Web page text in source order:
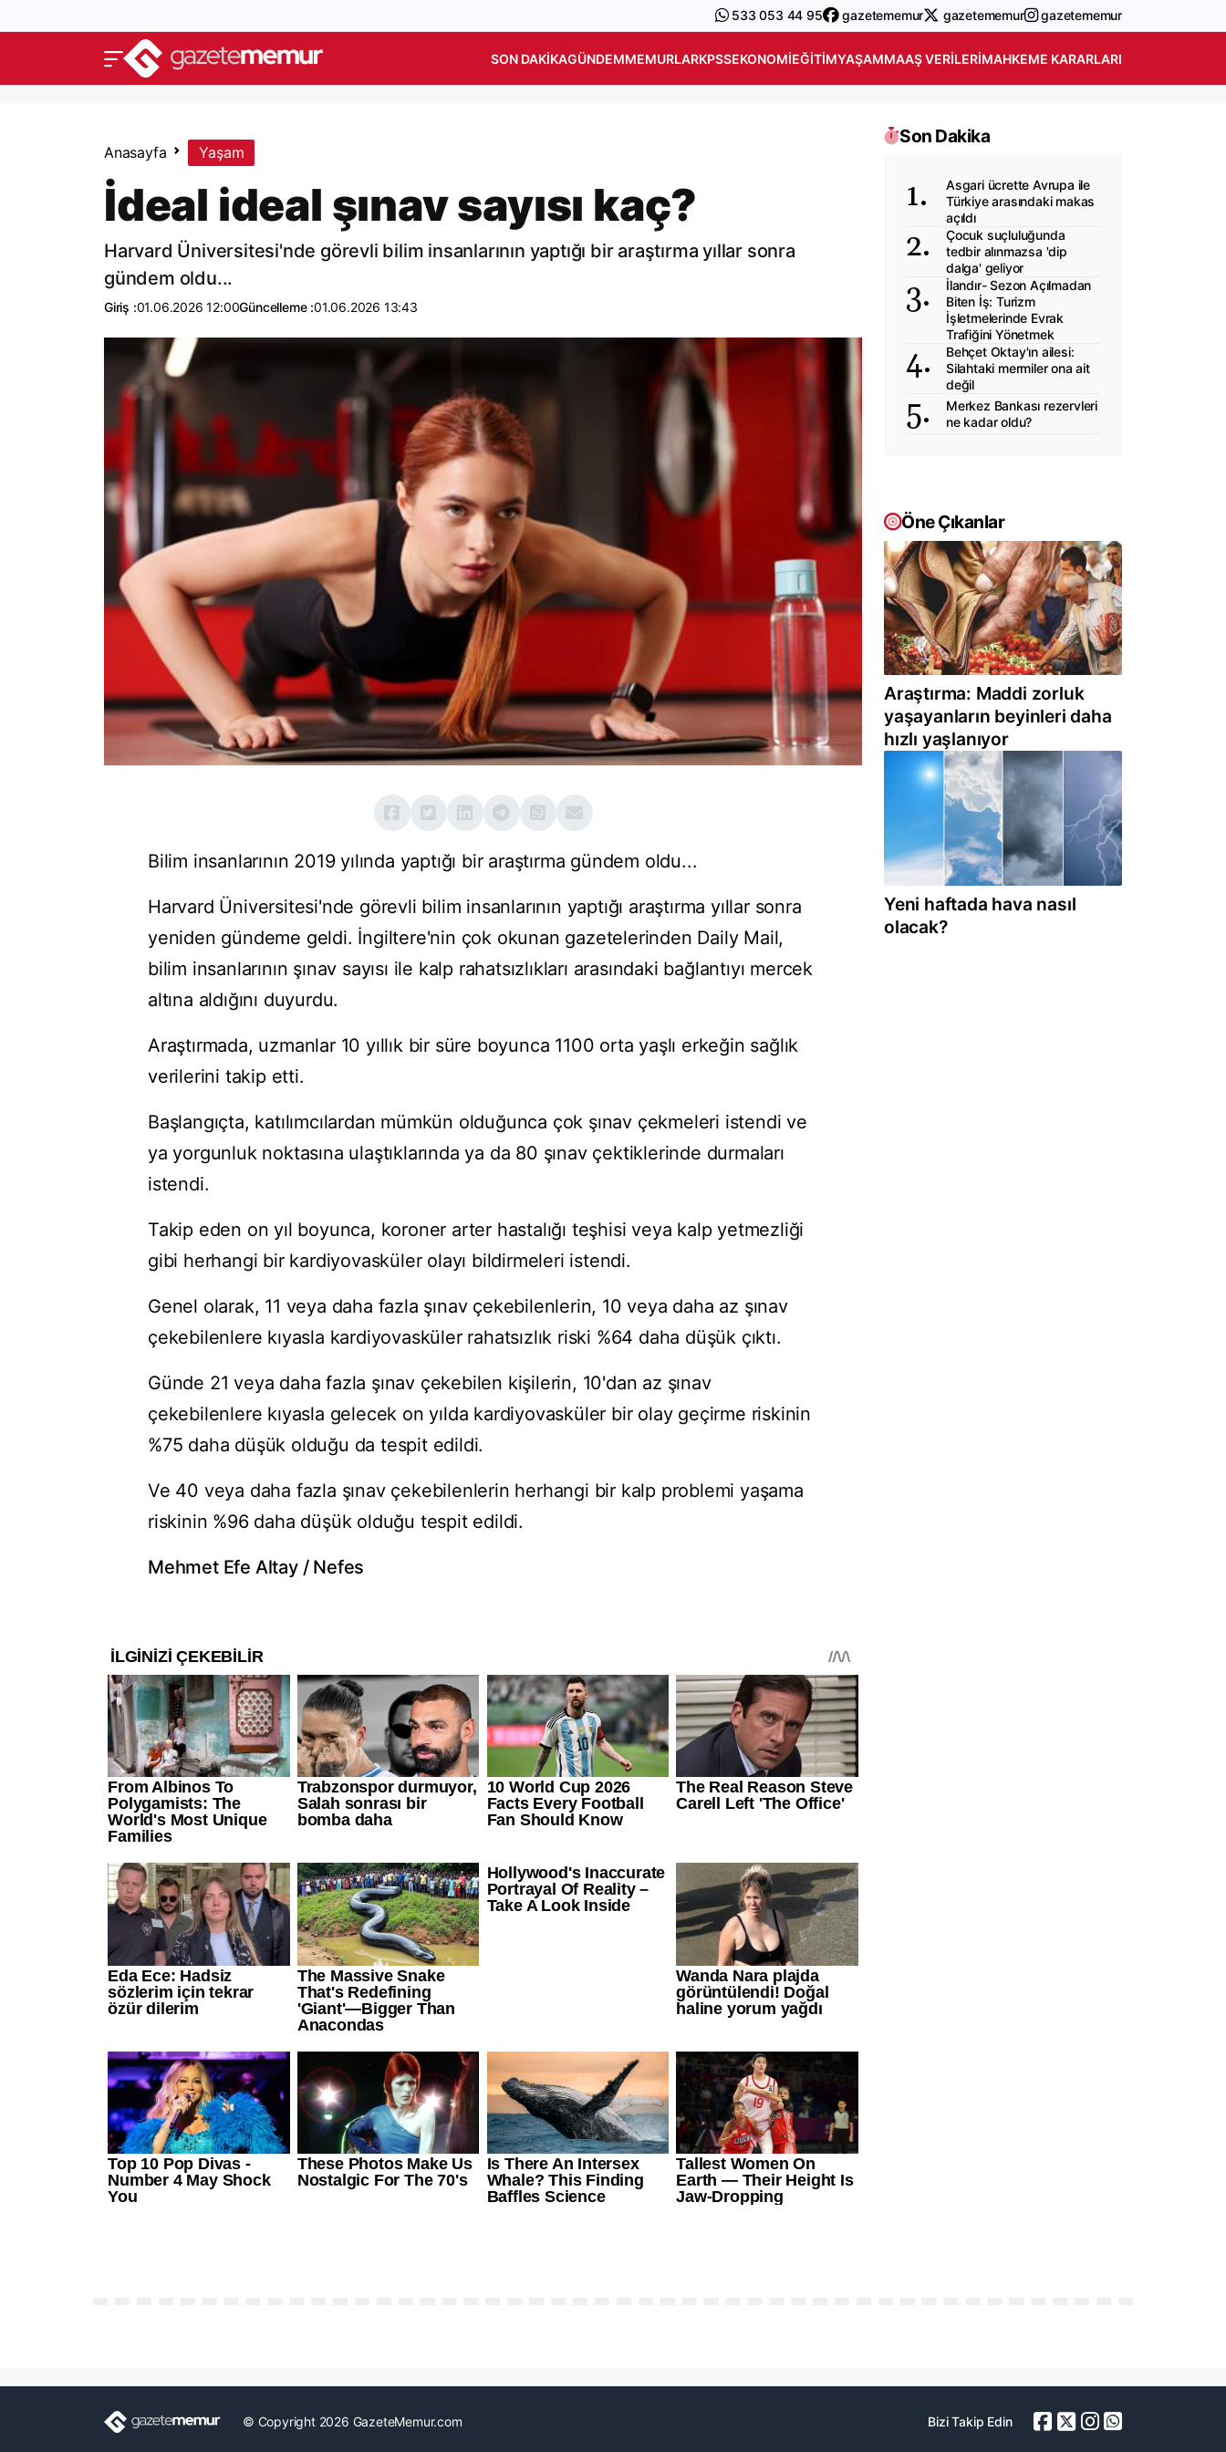
533 053 44 95 gazetememur gazetememur gazetememur
SON DAKIKAGÜNDEMMEMURLARKPSSEKONOMIEĞITIMYAŞAMMAAŞ VERILERIMAHKEME KARARLARI
Anasayfa Yaşam
İdeal ideal şınav sayısı kaç?
Harvard Üniversitesi'nde görevli bilim insanlarının yaptığı bir araştırma yıllar sonra
gündem oldu...
Giriş :01.06.2026 12:00Güncelleme :01.06.2026 13:43
Bilim insanlarının 2019 yılında yaptığı bir araştırma gündem oldu...
Harvard Üniversitesi'nde görevli bilim insanlarının yaptığı araştırma yıllar sonra
yeniden gündeme geldi. İngiltere'nin çok okunan gazetelerinden Daily Mail,
bilim insanlarının şınav sayısı ile kalp rahatsızlıkları arasındaki bağlantıyı mercek
altına aldığını duyurdu.
Araştırmada, uzmanlar 10 yıllık bir süre boyunca 1100 orta yaşlı erkeğin sağlık
verilerini takip etti.
Başlangıçta, katılımcılardan mümkün olduğunca çok şınav çekmeleri istendi ve
ya yorgunluk noktasına ulaştıklarında ya da 80 şınav çektiklerinde durmaları
istendi.
Takip eden on yıl boyunca, koroner arter hastalığı teşhisi veya kalp yetmezliği
gibi herhangi bir kardiyovasküler olayı bildirmeleri istendi.
Genel olarak, 11 veya daha fazla şınav çekebilenlerin, 10 veya daha az şınav
çekebilenlere kıyasla kardiyovasküler rahatsızlık riski %64 daha düşük çıktı.
Günde 21 veya daha fazla şınav çekebilen kişilerin, 10'dan az şınav
çekebilenlere kıyasla gelecek on yılda kardiyovasküler bir olay geçirme riskinin
%75 daha düşük olduğu da tespit edildi.
Ve 40 veya daha fazla şınav çekebilenlerin herhangi bir kalp problemi yaşama
riskinin %96 daha düşük olduğu tespit edildi.
Mehmet Efe Altay / Nefes
Son Dakika
Asgari ücrette Avrupa ile
Türkiye arasındaki makas
açıldı
Çocuk suçluluğunda
tedbir alınmazsa 'dip
dalga' geliyor
İlandır- Sezon Açılmadan
Biten İş: Turizm
İşletmelerinde Evrak
Trafiğini Yönetmek
Behçet Oktay'ın ailesi:
Silahtaki mermiler ona ait
değil
Merkez Bankası rezervleri
ne kadar oldu?
Öne Çıkanlar
Araştırma: Maddi zorluk
yaşayanların beyinleri daha
hızlı yaşlanıyor
Yeni haftada hava nasıl
olacak?
© Copyright 2026 GazeteMemur.com Bizi Takip Edin